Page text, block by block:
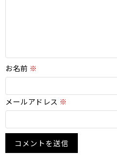
お名前 ※
メールアドレス ※